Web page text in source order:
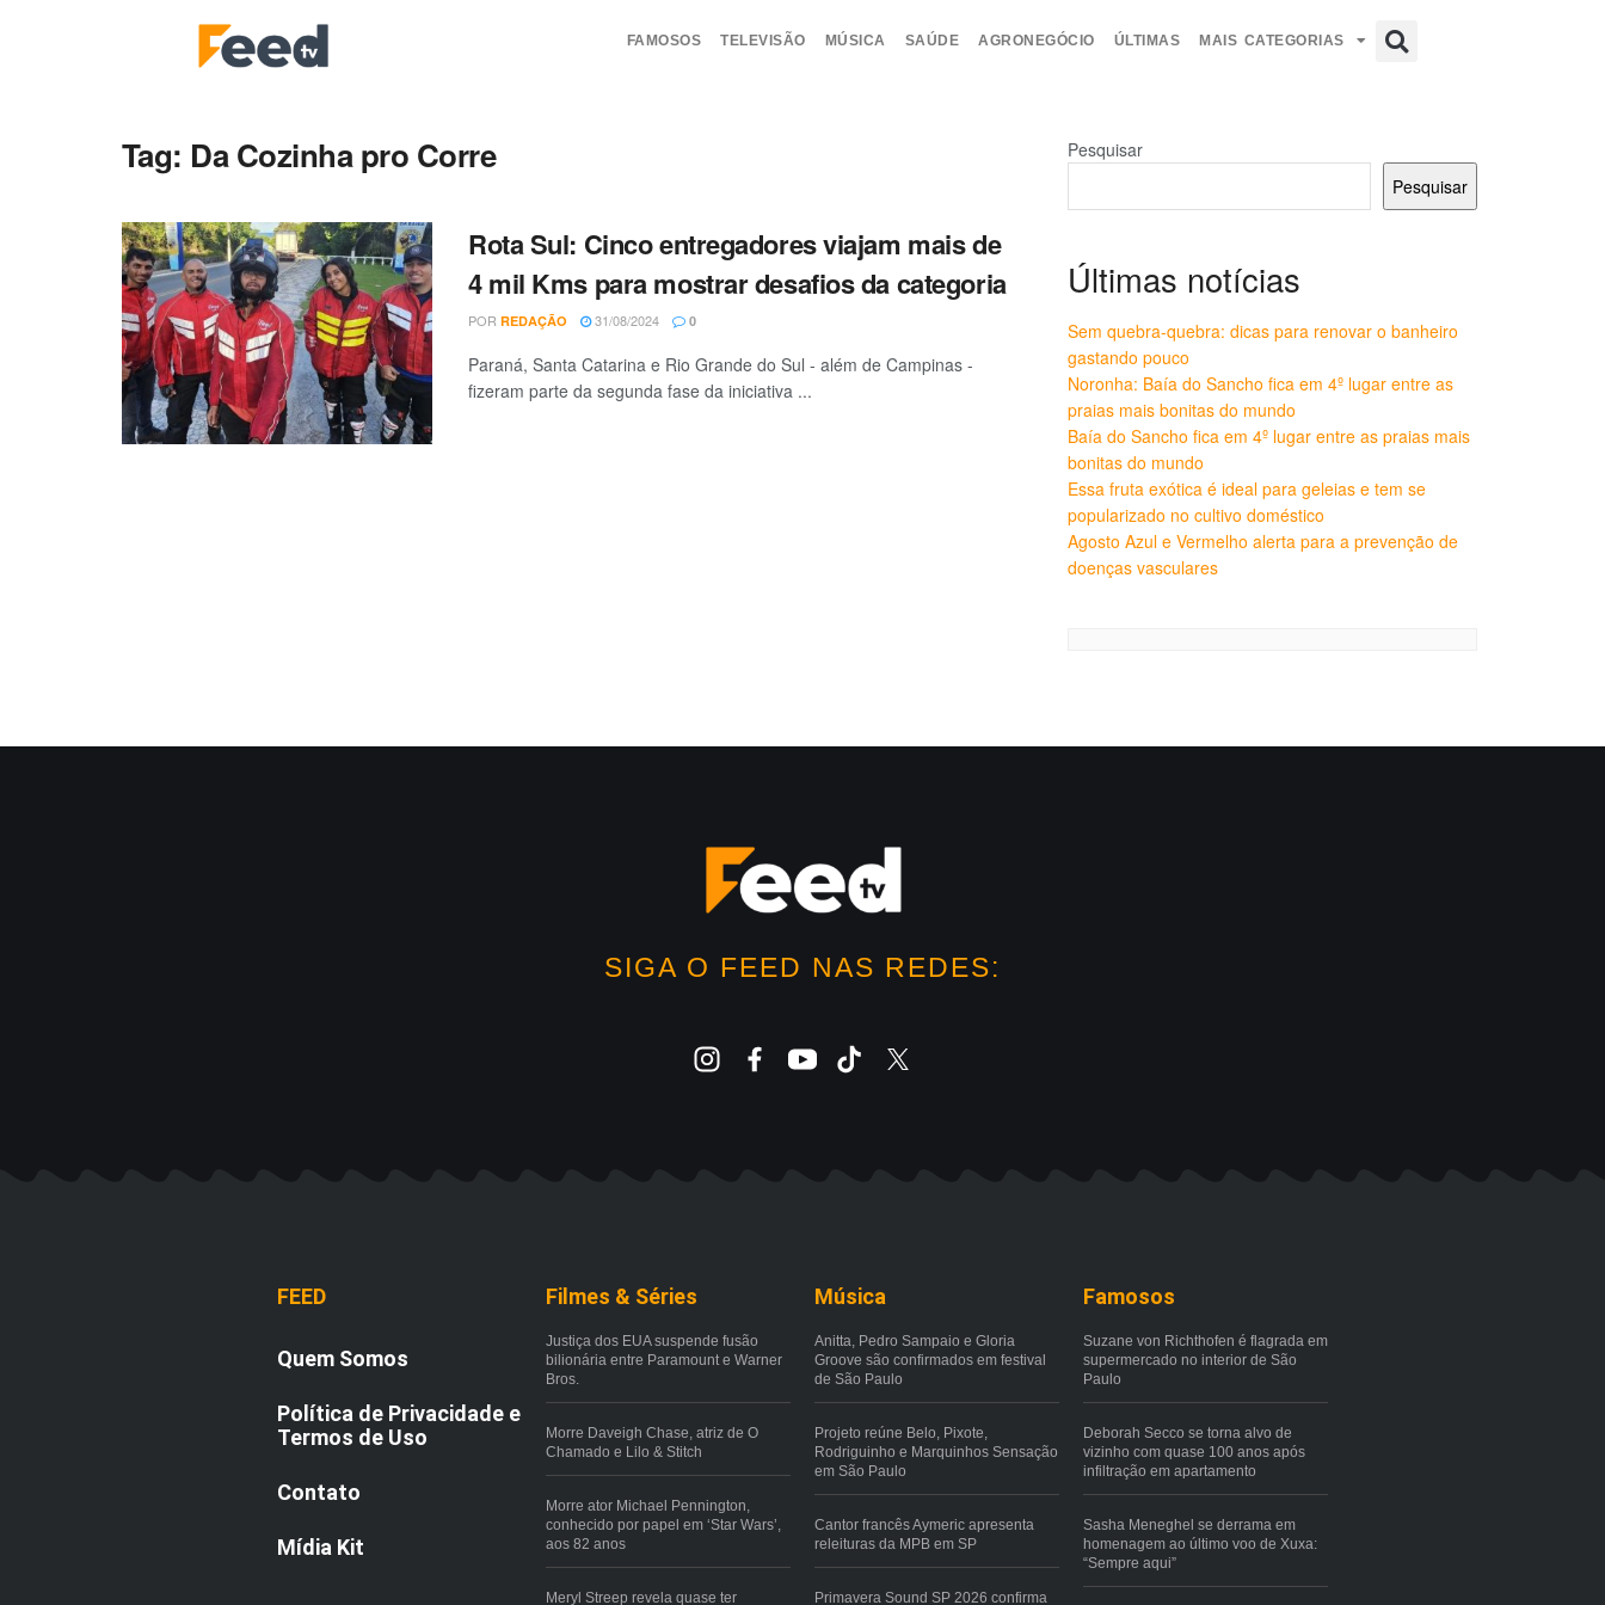
FAMOSOS TELEVISÃO MÚSICA SAÚDE AGRONEGÓCIO ÚLTIMAS MAIS CATEGORIAS
Tag: Da Cozinha pro Corre
Rota Sul: Cinco entregadores viajam mais de
4 mil Kms para mostrar desafios da categoria
POR REDAÇÃO 31/08/2024 0
Paraná, Santa Catarina e Rio Grande do Sul - além de Campinas -
fizeram parte da segunda fase da iniciativa ...
Pesquisar
Pesquisar
Últimas notícias
Sem quebra-quebra: dicas para renovar o banheiro
gastando pouco
Noronha: Baía do Sancho fica em 4º lugar entre as
praias mais bonitas do mundo
Baía do Sancho fica em 4º lugar entre as praias mais
bonitas do mundo
Essa fruta exótica é ideal para geleias e tem se
popularizado no cultivo doméstico
Agosto Azul e Vermelho alerta para a prevenção de
doenças vasculares
SIGA O FEED NAS REDES:
FEED
Quem Somos
Política de Privacidade e
Termos de Uso
Contato
Mídia Kit
Filmes & Séries
Justiça dos EUA suspende fusão
bilionária entre Paramount e Warner
Bros.
Morre Daveigh Chase, atriz de O
Chamado e Lilo & Stitch
Morre ator Michael Pennington,
conhecido por papel em ‘Star Wars’,
aos 82 anos
Meryl Streep revela quase ter
Música
Anitta, Pedro Sampaio e Gloria
Groove são confirmados em festival
de São Paulo
Projeto reúne Belo, Pixote,
Rodriguinho e Marquinhos Sensação
em São Paulo
Cantor francês Aymeric apresenta
releituras da MPB em SP
Primavera Sound SP 2026 confirma
Famosos
Suzane von Richthofen é flagrada em
supermercado no interior de São
Paulo
Deborah Secco se torna alvo de
vizinho com quase 100 anos após
infiltração em apartamento
Sasha Meneghel se derrama em
homenagem ao último voo de Xuxa:
“Sempre aqui”